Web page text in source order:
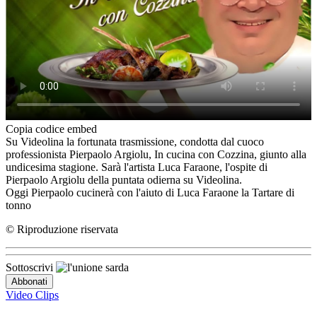
Copia codice embed
Su Videolina la fortunata trasmissione, condotta dal cuoco
professionista Pierpaolo Argiolu, In cucina con Cozzina, giunto alla
undicesima stagione. Sarà l'artista Luca Faraone, l'ospite di
Pierpaolo Argiolu della puntata odierna su Videolina.
Oggi Pierpaolo cucinerà con l'aiuto di Luca Faraone la Tartare di
tonno
© Riproduzione riservata
Sottoscrivi
Video Clips